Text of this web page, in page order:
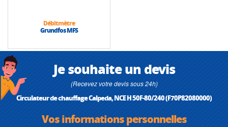
Débitmètre
Grundfos MFS
Je souhaite un devis
(Recevez votre devis sous 24h)
Circulateur de chauffage Calpeda, NCE H 50F-80/240 (F70P82080000)
Vos informations personnelles